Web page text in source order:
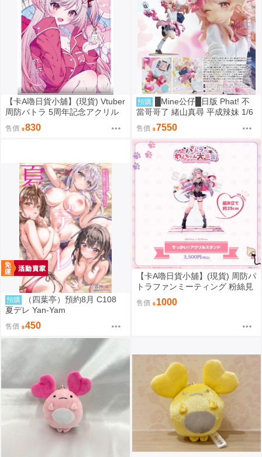
【卡A嚕日貨小舖】(現貨) Vtuber
周防パトラ 5周年記念アクリル
ボード 壓克力立板
售價 830
預購
█Mine公仔█日版 Phat! 不
當哥哥了 緒山真尋 平成辣妹 1/6
PVC D9282
售價 7550
預購
（四葉亭）預約8月 C108
夏デレ Yan-Yam
售價 450
【卡A嚕日貨小舖】(現貨) 周防パ
トラファンミーティング 粉絲見
面會『パトラのわんちゃん大集
合』でっかい！！アクリルスタ
售價 1000